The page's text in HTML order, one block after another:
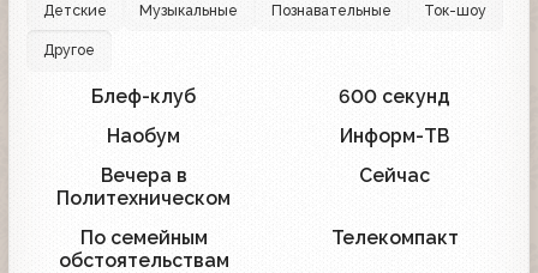
Детские Музыкальные Познавательные Ток-шоу
Другое
Блеф-клуб 600 секунд
Наобум Информ-ТВ
Вечера в
Политехническом
Сейчас
По семейным
обстоятельствам
Телекомпакт